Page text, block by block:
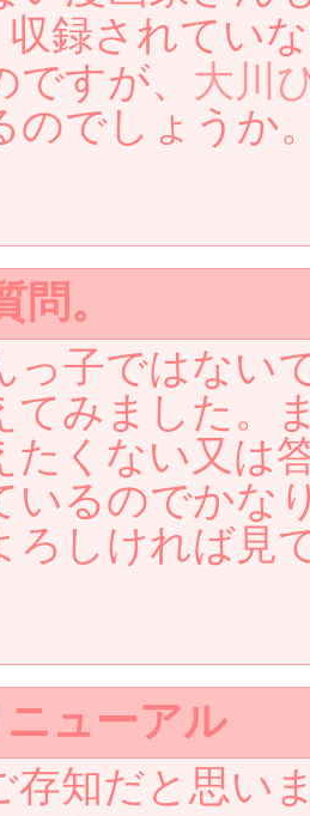
録されてい
すが、 大川
のでしょうか
問。
子ではない
てみました。
たくない又は
いるのでかな
ろしければ見
ューアル
知だと思い